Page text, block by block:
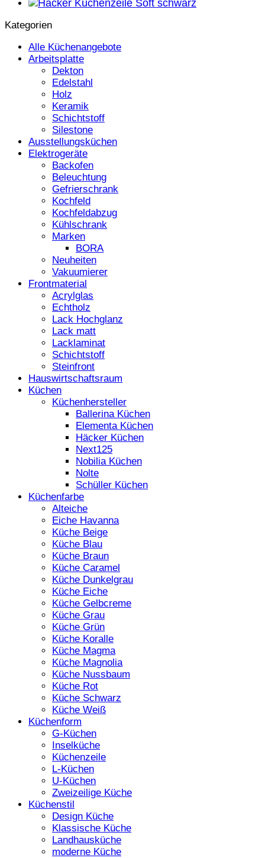
Kategorien
Alle Küchenangebote
Arbeitsplatte
Dekton
Edelstahl
Holz
Keramik
Schichtstoff
Silestone
Ausstellungsküchen
Elektrogeräte
Backofen
Beleuchtung
Gefrierschrank
Kochfeld
Kochfeldabzug
Kühlschrank
Marken
BORA
Neuheiten
Vakuumierer
Frontmaterial
Acrylglas
Echtholz
Lack Hochglanz
Lack matt
Lacklaminat
Schichtstoff
Steinfront
Hauswirtschaftsraum
Küchen
Küchenhersteller
Ballerina Küchen
Elementa Küchen
Häcker Küchen
Next125
Nobilia Küchen
Nolte
Schüller Küchen
Küchenfarbe
Alteiche
Eiche Havanna
Küche Beige
Küche Blau
Küche Braun
Küche Caramel
Küche Dunkelgrau
Küche Eiche
Küche Gelbcreme
Küche Grau
Küche Grün
Küche Koralle
Küche Magma
Küche Magnolia
Küche Nussbaum
Küche Rot
Küche Schwarz
Küche Weiß
Küchenform
G-Küchen
Inselküche
Küchenzeile
L-Küchen
U-Küchen
Zweizeilige Küche
Küchenstil
Design Küche
Klassische Küche
Landhausküche
moderne Küche